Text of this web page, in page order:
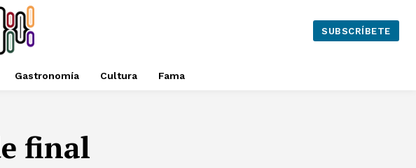
SUBSCRÍBETE
Gastronomía Cultura Fama
final